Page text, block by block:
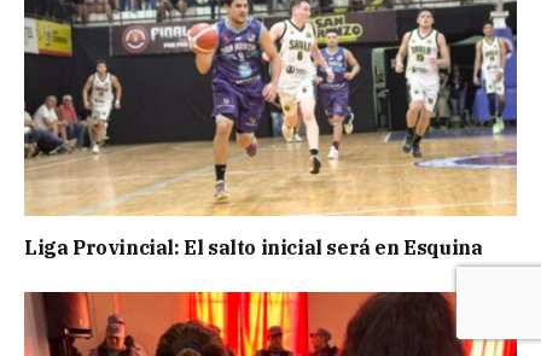
Liga Provincial: El salto inicial será en Esquina